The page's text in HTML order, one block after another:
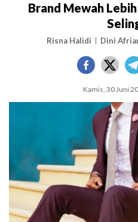
Brand Mewah
Risna Halidi Dini
Kamis, 30 Juni